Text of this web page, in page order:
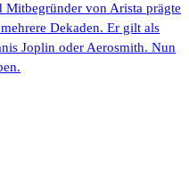
von Arista prägte
Dekaden. Er gilt als
Joplin oder Aerosmith. Nun